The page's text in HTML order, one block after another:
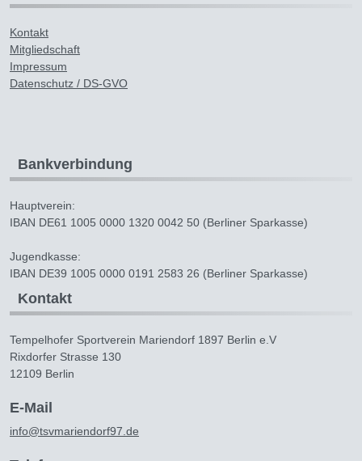
Kontakt
Mitgliedschaft
Impressum
Datenschutz / DS-GVO
Bankverbindung
Hauptverein:
IBAN DE61 1005 0000 1320 0042 50 (Berliner Sparkasse)
Jugendkasse:
IBAN DE39 1005 0000 0191 2583 26 (Berliner Sparkasse)
Kontakt
Tempelhofer Sportverein Mariendorf 1897 Berlin e.V
Rixdorfer Strasse 130
12109 Berlin
E-Mail
info@tsvmariendorf97.de